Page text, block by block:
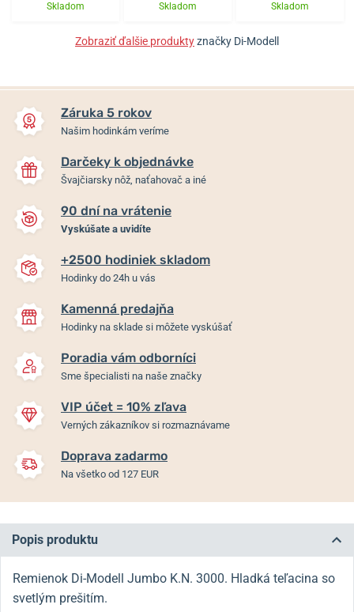
Skladom Skladom Skladom
Zobraziť ďalšie produktyznačky Di-Modell
Záruka 5 rokov
Našim hodinkám veríme
Darčeky k objednávke
Švajčiarsky nôž, naťahovač a iné
90 dní na vrátenie
Vyskúšate a uvidíte
+2500 hodiniek skladom
Hodinky do 24h u vás
Kamenná predajňa
Hodinky na sklade si môžete vyskúšať
Poradia vám odborníci
Sme špecialisti na naše značky
VIP účet = 10% zľava
Verných zákazníkov si rozmaznávame
Doprava zadarmo
Na všetko od 127 EUR
Popis produktu
Remienok Di-Modell Jumbo K.N. 3000. Hladká teľacina so
svetlým prešitím.